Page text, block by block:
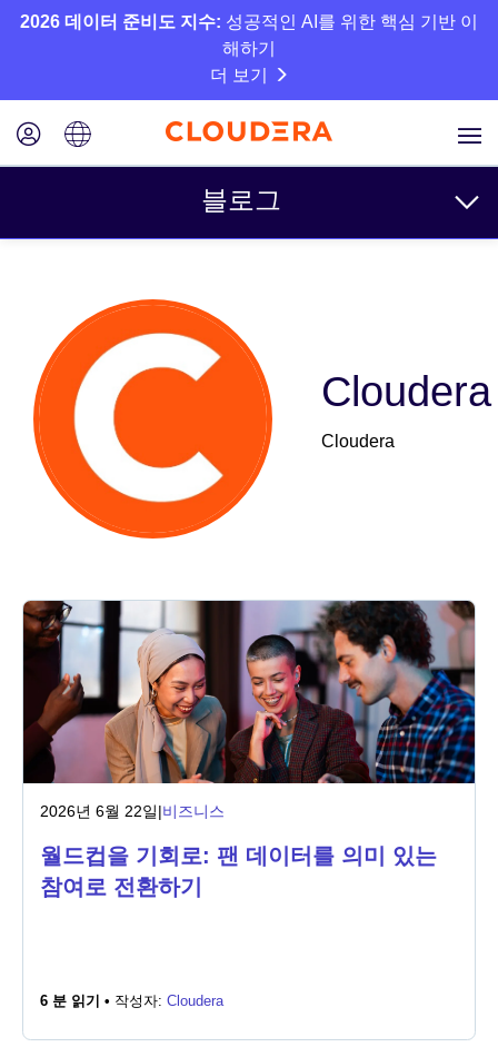
2026 데이터 준비도 지수: 성공적인 AI를 위한 핵심 기반 이
해하기
더 보기
블로그
비즈니스
기술
문화
제조
보험
통신
기술
공공 부문
교육
Cloudera
Cloudera
2026년 6월 22일|비즈니스
월드컵을 기회로: 팬 데이터를 의미 있는
참여로 전환하기
6 분 읽기 • 작성자: Cloudera